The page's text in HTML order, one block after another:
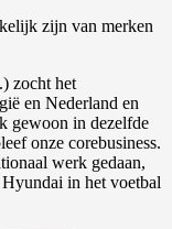
zijn van merken
zocht het
en Nederland en
gewoon in dezelfde
onze corebusiness.
werk gedaan,
in het voetbal